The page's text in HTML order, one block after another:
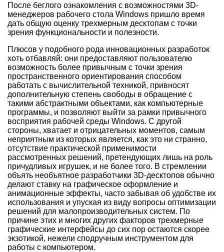
После беглого ознакомления с возможностями 3D-
менеджеров рабочего стола Windows пришло время
дать общую оценку трехмерным десктопам с точки
зрения функциональности и полезности.
Плюсов у подобного рода инновационных разработок
хоть отбавляй: они предоставляют пользователю
возможность более привычным с точки зрения
пространственного ориентирования способом
работать с вычислительной техникой, привносят
дополнительную степень свободы в обращение с
такими абстрактными объектами, как компьютерные
программы, и позволяют выйти за рамки привычного
восприятия рабочей среды Windows. С другой
стороны, хватает и отрицательных моментов, самым
неприятным из которых является, как это ни странно,
отсутствие практической применимости
рассмотренных решений, претендующих лишь на роль
причудливых игрушек, и не более того. В стремлении
объять необъятное разработчики 3D-десктопов обычно
делают ставку на графическое оформление и
анимационные эффекты, часто забывая об удобстве их
использования и упуская из виду вопросы оптимизации
решений для малопроизводительных систем. По
причине этих и многих других факторов трехмерные
графические интерфейсы до сих пор остаются скорее
экзотикой, нежели сподручным инструментом для
работы с компьютером.